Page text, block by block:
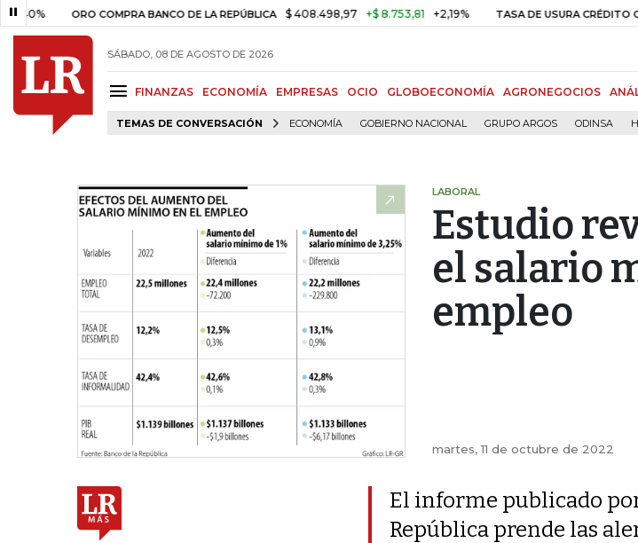
ORO COMPRA BANCO DE LA REPÚBLICA $ 408.498,97 +$ 8.753,81 +2,19% TASA DE USURA CRÉDITO
SÁBADO, 08 DE AGOSTO DE 2026
FINANZAS ECONOMÍA EMPRESAS OCIO GLOBOECONOMÍA AGRONEGOCIOS
TEMAS DE CONVERSACIÓN ECONOMÍA GOBIERNO NACIONAL GRUPO ARGOS ODINSA
LABORAL
Estudio
el salario
empleo
martes, 11 de octubre de 2022
El informe publicado
República prende las